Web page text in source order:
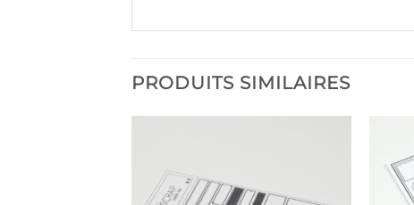
PRODUITS SIMILAIRES